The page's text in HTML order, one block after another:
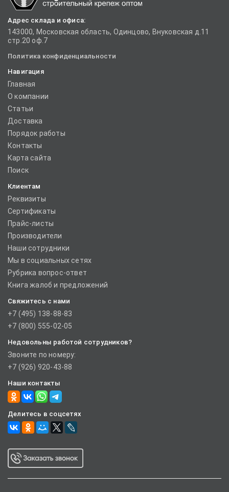
Адрес склада и офиса:
143000, Московская область, Одинцово, Внуковская д.11
стр.20 оф.7
Политика конфиденциальности
Навигация
Главная
О компании
Статьи
Доставка
Порядок работы
Контакты
Карта сайта
Поиск
Клиентам
Реквизиты
Сертификаты
Прайс-листы
Производители
Наши сотрудники
Мы в социальных сетях
Рубрика вопрос-ответ
Книга жалоб и предложений
Свяжитесь с нами
+7 (495) 138-88-83
+7 (800) 555-02-05
Недовольны работой сотрудников?
Звоните по номеру:
+7 (926) 920-43-88
Наши контакты
Делитесь в соцсетях